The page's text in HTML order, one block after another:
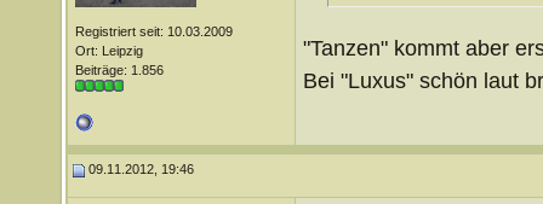
Registriert seit: 10.03.2009
Ort: Leipzig
Beiträge: 1.856
"Tanzen" kommt aber
Bei "Luxus" schön laut
09.11.2012, 19:46